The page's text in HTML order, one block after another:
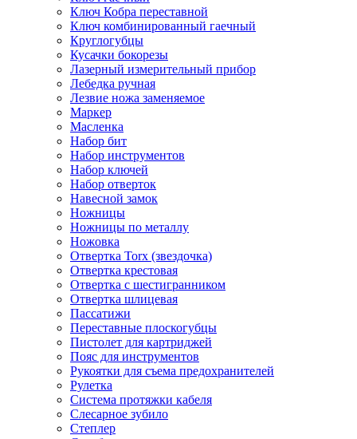
Ключ Кобра переставной
Ключ комбинированный гаечный
Круглогубцы
Кусачки бокорезы
Лазерный измерительный прибор
Лебедка ручная
Лезвие ножа заменяемое
Маркер
Масленка
Набор бит
Набор инструментов
Набор ключей
Набор отверток
Навесной замок
Ножницы
Ножницы по металлу
Ножовка
Отвертка Torx (звездочка)
Отвертка крестовая
Отвертка с шестигранником
Отвертка шлицевая
Пассатижи
Переставные плоскогубцы
Пистолет для картриджей
Пояс для инструментов
Рукоятки для съема предохранителей
Рулетка
Система протяжки кабеля
Слесарное зубило
Степлер